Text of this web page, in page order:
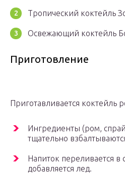
Тропический коктейль
Освежающий коктейль
Приготовление
Приготавливается коктейль
Ингредиенты (ром,
тщательно
Напиток переливается в
добавляется лед.